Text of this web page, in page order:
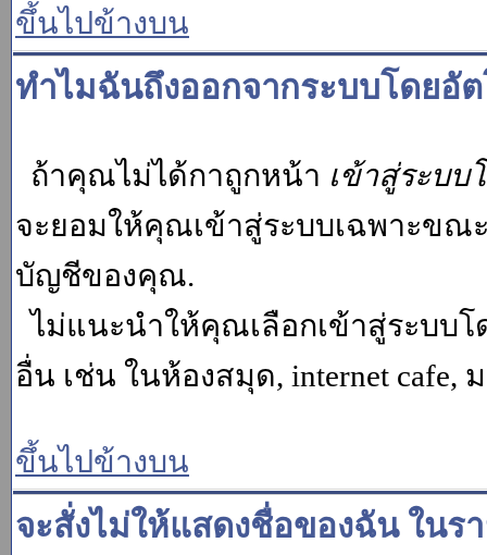
ขึ้นไปข้างบน
ทำไมฉันถึงออกจากระบบโดยอั
ถ้าคุณไม่ได้กาถูกหน้า เข้าสู่ระบ
จะยอมให้คุณเข้าสู่ระบบเฉพาะขณ
บัญชีของคุณ.
ไม่แนะนำให้คุณเลือกเข้าสู่ระบบ
อื่น เช่น ในห้องสมุด, internet cafe,
ขึ้นไปข้างบน
จะสั่งไม่ให้แสดงชื่อของฉัน ในร